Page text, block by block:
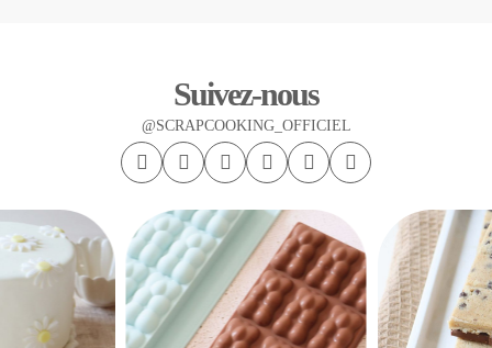
Suivez-nous
@SCRAPCOOKING_OFFICIEL